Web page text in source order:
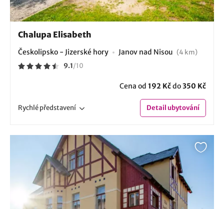
Chalupa Elisabeth
Českolipsko - Jizerské hory Janov nad Nisou (4 km)
9.1/10
Cena od 192 Kčdo350 Kč
Rychlépředstavení Detailubytování